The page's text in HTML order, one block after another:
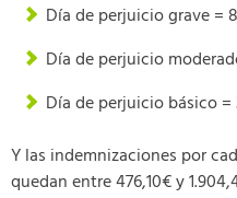
Día de perjuicio grave =
Día de perjuicio
Día de perjuicio básico =
Y las indemnizaciones por
quedan entre 476,10€ y